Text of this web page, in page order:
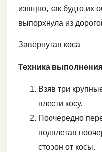
изящно, как будто их
выпорхнула из
Завёрнутая коса
Техника
Взяв три
плести косу.
Поочередно
подплетая
сторон от косы.